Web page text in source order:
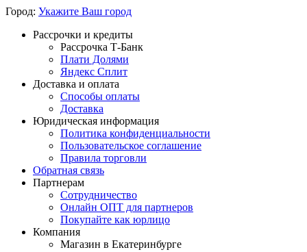
Город: Укажите Ваш город
Рассрочки и кредиты
Рассрочка Т-Банк
Плати Долями
Яндекс Сплит
Доставка и оплата
Способы оплаты
Доставка
Юридическая информация
Политика конфиденциальности
Пользовательское соглашение
Правила торговли
Обратная связь
Партнерам
Сотрудничество
Онлайн ОПТ для партнеров
Покупайте как юрлицо
Компания
Магазин в Екатеринбурге